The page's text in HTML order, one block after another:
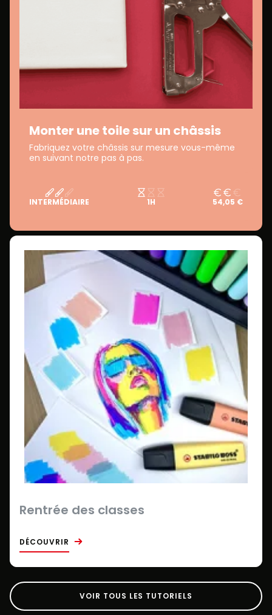
Monter une toile sur un châssis
Fabriquez votre châssis sur mesure vous-même
en suivant notre pas à pas.
INTERMÉDIAIRE 1H 54,05 €
Rentrée des classes
DÉCOUVRIR
VOIR TOUS LES TUTORIELS